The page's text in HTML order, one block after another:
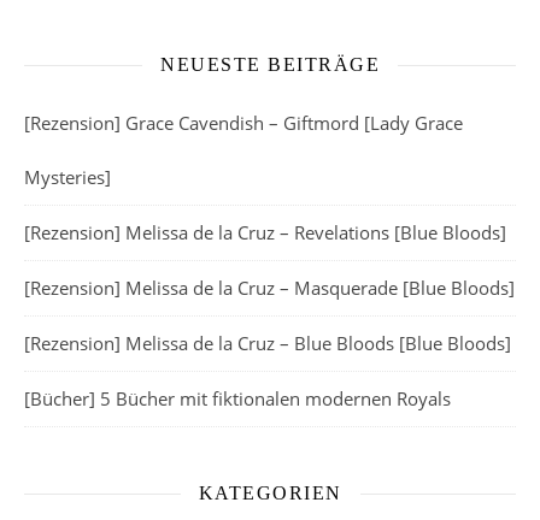
NEUESTE BEITRÄGE
[Rezension] Grace Cavendish – Giftmord [Lady Grace
Mysteries]
[Rezension] Melissa de la Cruz – Revelations [Blue Bloods]
[Rezension] Melissa de la Cruz – Masquerade [Blue Bloods]
[Rezension] Melissa de la Cruz – Blue Bloods [Blue Bloods]
[Bücher] 5 Bücher mit fiktionalen modernen Royals
KATEGORIEN